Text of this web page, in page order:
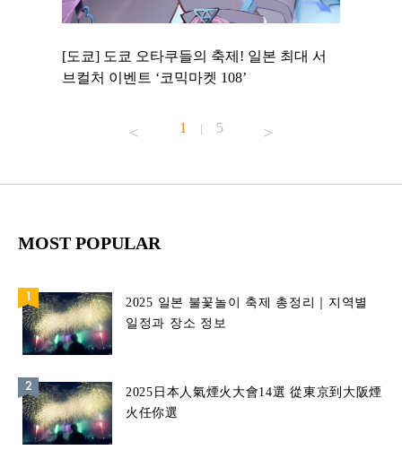
[도쿄] 도쿄 오타쿠들의 축제! 일본 최대 서
브컬처 이벤트 ‘코믹마켓 108’
1 | 5
MOST POPULAR
2025 일본 불꽃놀이 축제 총정리｜지역별
일정과 장소 정보
2025日本人氣煙火大會14選 從東京到大阪煙
火任你選